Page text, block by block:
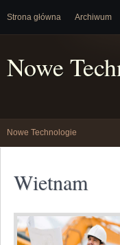
Strona główna Archiwum
Nowe
Nowe Technologie
Wietnam